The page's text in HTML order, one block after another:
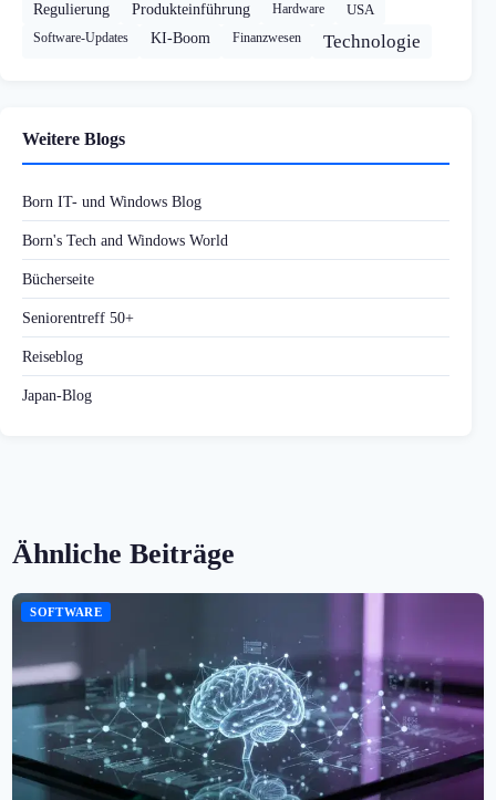
Regulierung
Produkteinführung Hardware USA
Software-Updates KI-Boom Finanzwesen Technologie
Weitere Blogs
Born IT- und Windows Blog
Born's Tech and Windows World
Bücherseite
Seniorentreff 50+
Reiseblog
Japan-Blog
Ähnliche Beiträge
SOFTWARE